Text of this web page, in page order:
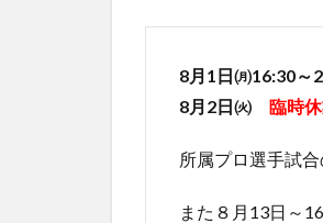
8月1日㈪16:30～
8月2日㈫ 臨時
所属プロ選手試
また８月13日～